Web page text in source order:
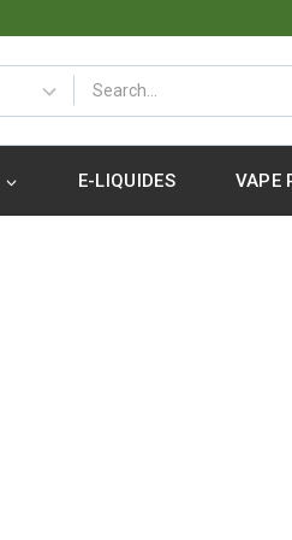
E-LIQUIDES VAPE